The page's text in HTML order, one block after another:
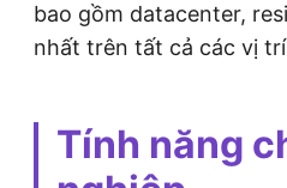
bao gồm datacenter,
nhất trên tất cả các vị
Tính năng